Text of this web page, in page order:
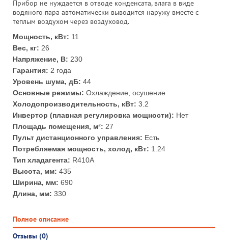
Прибор не нуждается в отводе конденсата, влага в виде
водяного пара автоматически выводится наружу вместе с
теплым воздухом через воздуховод.
Мощность, кВт: 11
Вес, кг: 26
Напряжение, В: 230
Гарантия: 2 года
Уровень шума, дБ: 44
Основные режимы: Охлаждение, осушение
Холодопроизводительность, кВт: 3.2
Инвертор (плавная регулировка мощности): Нет
Площадь помещения, м²: 27
Пульт дистанционного управления: Есть
Потребляемая мощность, холод, кВт: 1.24
Тип хладагента: R410А
Высота, мм: 435
Ширина, мм: 690
Длина, мм: 330
Полное описание
Отзывы (0)